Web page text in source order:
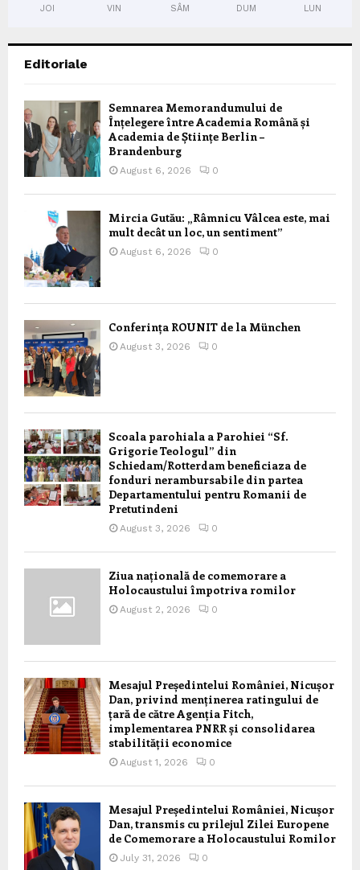
JOI VIN SÂM DUM LUN
Editoriale
Semnarea Memorandumului de
Înțelegere între Academia Română și
Academia de Științe Berlin –
Brandenburg
August 6, 2026 0
Mircia Gutău: „Râmnicu Vâlcea este, mai
mult decât un loc, un sentiment”
August 6, 2026 0
Conferința ROUNIT de la München
August 3, 2026 0
Scoala parohiala a Parohiei “Sf.
Grigorie Teologul” din
Schiedam/Rotterdam beneficiaza de
fonduri nerambursabile din partea
Departamentului pentru Romanii de
Pretutindeni
August 3, 2026 0
Ziua națională de comemorare a
Holocaustului împotriva romilor
August 2, 2026 0
Mesajul Președintelui României, Nicușor
Dan, privind menținerea ratingului de
țară de către Agenția Fitch,
implementarea PNRR și consolidarea
stabilității economice
August 1, 2026 0
Mesajul Președintelui României, Nicușor
Dan, transmis cu prilejul Zilei Europene
de Comemorare a Holocaustului Romilor
July 31, 2026 0